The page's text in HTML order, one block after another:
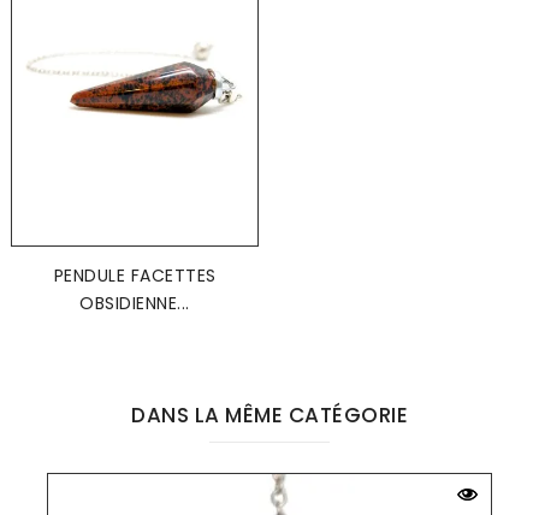
PENDULE FACETTES
OBSIDIENNE...
DANS LA MÊME CATÉGORIE